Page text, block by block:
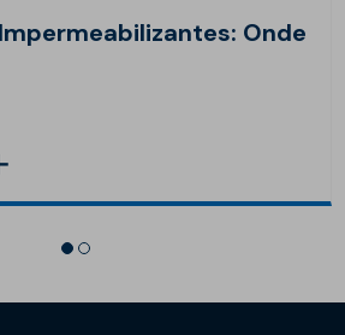
Onde